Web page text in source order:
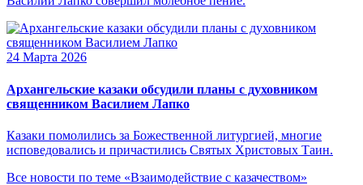
24 Марта 2026
Архангельские казаки обсудили планы с духовником
священником Василием Лапко
Казаки помолились за Божественной литургией, многие
исповедовались и причастились Святых Христовых Таин.
Все новости по теме «Взаимодействие с казачеством»